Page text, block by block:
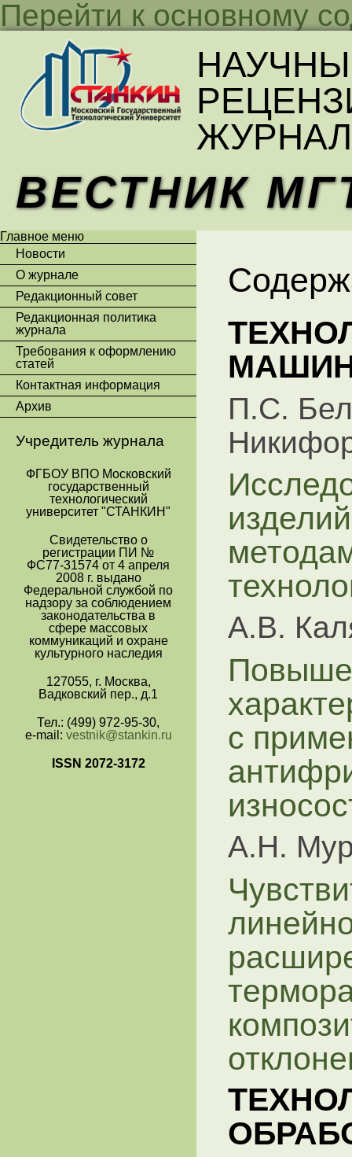
Перейти к основному
ЖУРНАЛ
ВЕСТНИК
Главное меню
Новости
О журнале
Редакционный совет
Редакционная политика
журнала
Требования к оформлению
статей
Контактная информация
Архив
Учредитель журнала
ФГБОУ ВПО Московский
государственный
технологический
университет "СТАНКИН"
Свидетельство о
регистрации ПИ №
ФС77-31574 от 4 апреля
2008 г. выдано
Федеральной службой по
надзору за соблюдением
законодательства в
сфере массовых
коммуникаций и охране
культурного наследия
127055, г. Москва,
Вадковский пер., д.1
Тел.: (499) 972-95-30,
e-mail: vestnik@stankin.ru
ISSN 2072-3172
П.С.
А.В.
с
А.Н.